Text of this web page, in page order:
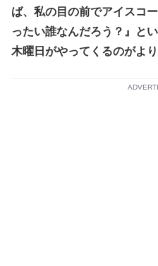
ば、私の目の前でアイスコ
ったい誰なんだろう？』と
木曜日がやってくるのがよ